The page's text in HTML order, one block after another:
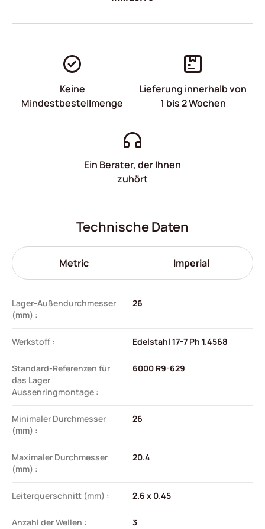
Keine
Mindestbestellmenge
Lieferung innerhalb von
1 bis 2 Wochen
Ein Berater, der Ihnen
zuhört
Technische Daten
Metric Imperial
Lager-Außendurchmesser
(mm) :
26
Werkstoff : Edelstahl 17-7 Ph 1.4568
Standard-Referenzen für
das Lager
Aussenringmontage :
6000 R9-629
Minimaler Durchmesser
(mm) :
26
Maximaler Durchmesser
(mm) :
20.4
Leiterquerschnitt (mm) : 2.6 x 0.45
Anzahl der Wellen : 3